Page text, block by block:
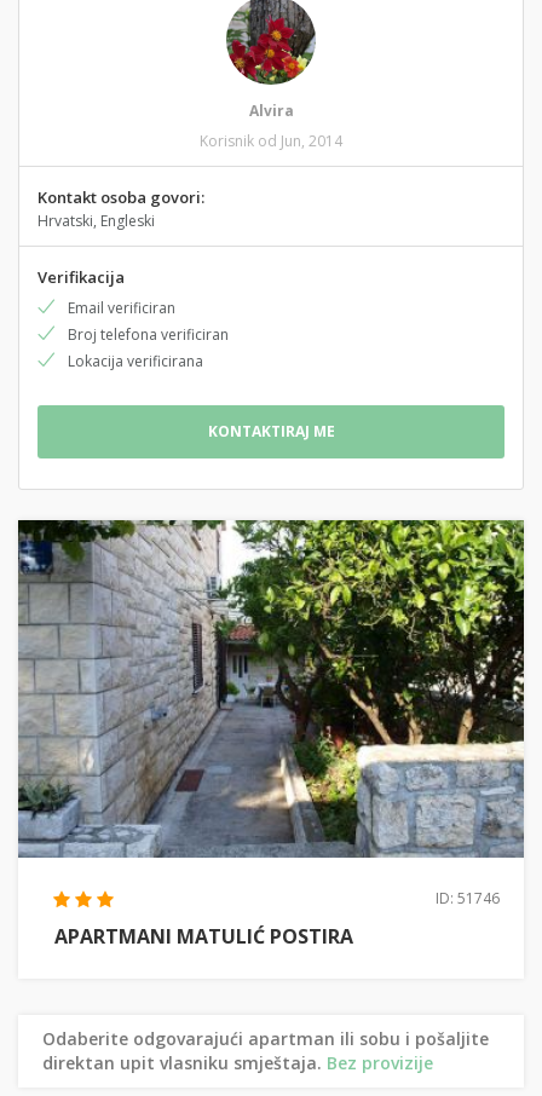
Alvira
Korisnik od Jun, 2014
Kontakt osoba govori:
Hrvatski, Engleski
Verifikacija
Email verificiran
Broj telefona verificiran
Lokacija verificirana
KONTAKTIRAJ ME
ID: 51746
APARTMANI MATULIĆ POSTIRA
Odaberite odgovarajući apartman ili sobu i pošaljite
direktan upit vlasniku smještaja. Bez provizije